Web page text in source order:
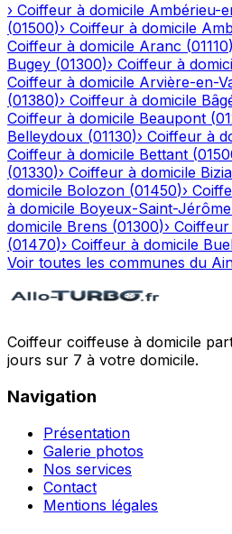
› Coiffeur à domicile Ambérieu-
(01500)› Coiffeur à domicile
Coiffeur à domicile Aranc (01110)
Bugey (01300)› Coiffeur à
Coiffeur à domicile Arvière-en-
(01380)› Coiffeur à domicile
Coiffeur à domicile Beaupont (
Belleydoux (01130)› Coiffeur à
Coiffeur à domicile Bettant (
(01330)› Coiffeur à domicile
domicile Bolozon (01450)›
à domicile Boyeux-Saint-Jérôme
domicile Brens (01300)›
(01470)› Coiffeur à domicile
Voir toutes les communes du
Coiffeur coiffeuse à domicile
jours sur 7 à votre domicile.
Navigation
Présentation
Galerie photos
Nos services
Contact
Mentions légales